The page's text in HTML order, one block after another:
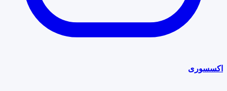
اکسسوری